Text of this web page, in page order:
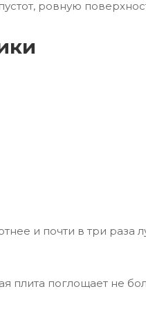
ровную
и почти в три раза
поглощает не